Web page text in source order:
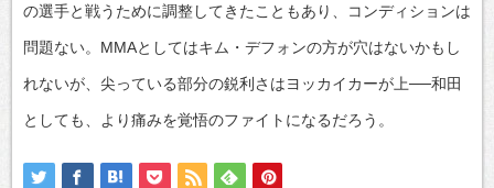
の選手と戦うために調整してきたこともあり、コンディションは
問題ない。MMAとしてはキム・デフォンの方が穴はないかもし
れないが、尖っている部分の鋭利さはヨッカイカーが上──和田
としても、より痛みを覚悟のファイトになるだろう。